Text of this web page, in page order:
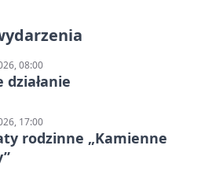
08:00
działanie
17:00
rodzinne „Kamienne